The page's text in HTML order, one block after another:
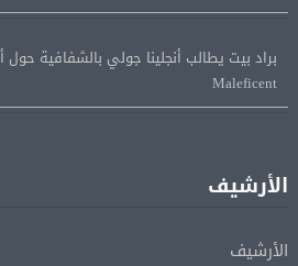
Maleficent
لإتمام انتقاله إلى طرابزون سبور
الأرشيف
الأرشيف